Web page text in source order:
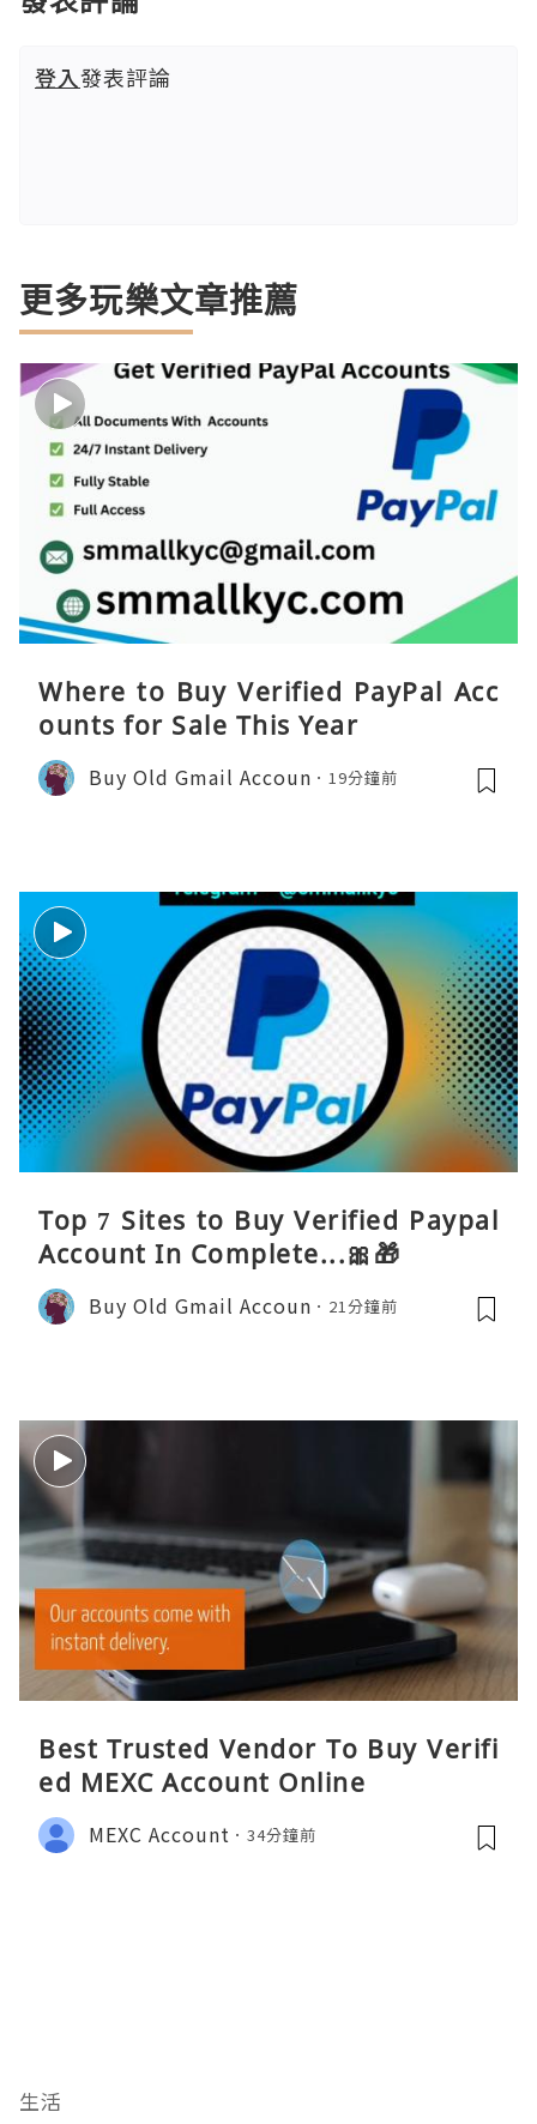
登入發表評論
更多玩樂文章推薦
Where to Buy Verified PayPal Acc
ounts for Sale This Year
Buy Old Gmail Accoun 19分鐘前
Top 7 Sites to Buy Verified Paypal
Account In Complete...🎀🎁
Buy Old Gmail Accoun 21分鐘前
Best Trusted Vendor To Buy Verifi
ed MEXC Account Online
MEXC Account 34分鐘前
生活